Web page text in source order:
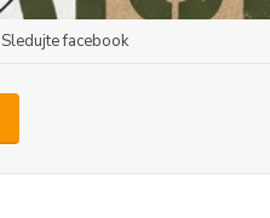
Sledujte facebook